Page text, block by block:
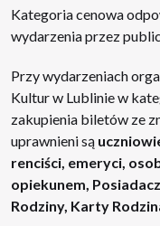
Kategoria cenowa
wydarzenia przez
Przy wydarzeniach
Kultur w Lublinie w
zakupienia biletów ze
uprawnieni są
renciści, emeryci,
opiekunem,
Rodziny, Karty